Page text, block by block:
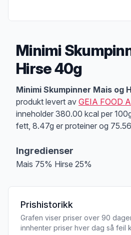
Minimi
Hirse 40g
Produktbeskrivelse
Minimi Skumpinner Mais og
produkt levert av GEIA FOOD
inneholder 380.00 kcal per
fett, 8.47g er proteiner og
Ingredienser
Mais 75% Hirse 25%
Prishistorikk
Grafen viser priser over 90
innhenter priser hver dag så feil